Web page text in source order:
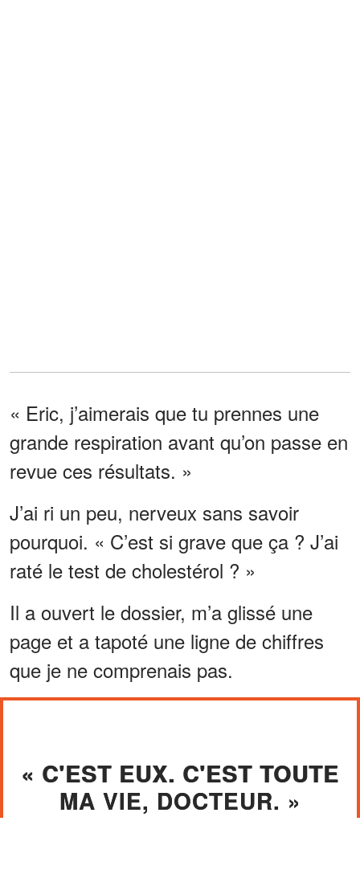
« Eric, j’aimerais que tu prennes une
grande respiration avant qu’on passe en
revue ces résultats. »
J’ai ri un peu, nerveux sans savoir
pourquoi. « C’est si grave que ça ? J’ai
raté le test de cholestérol ? »
Il a ouvert le dossier, m’a glissé une
page et a tapoté une ligne de chiffres
que je ne comprenais pas.
« C'EST EUX. C'EST TOUTE
MA VIE, DOCTEUR. »